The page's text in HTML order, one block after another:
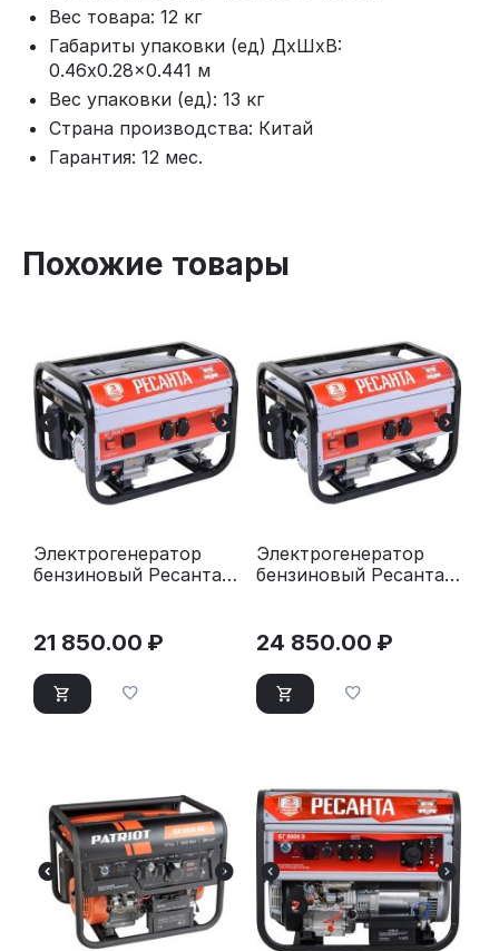
Вес товара: 12 кг
Габариты упаковки (ед) ДхШхВ:
0.46x0.28x0.441 м
Вес упаковки (ед): 13 кг
Страна производства: Китай
Гарантия: 12 мес.
Похожие товары
Электрогенератор
бензиновый Ресанта
21 850.00 ₽
Электрогенератор
бензиновый Ресанта
24 850.00 ₽